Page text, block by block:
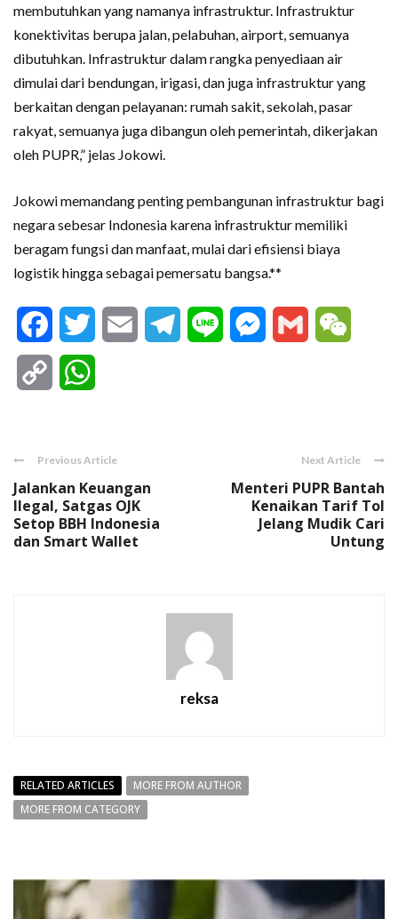
membutuhkan yang namanya infrastruktur. Infrastruktur
konektivitas berupa jalan, pelabuhan, airport, semuanya
dibutuhkan. Infrastruktur dalam rangka penyediaan air
dimulai dari bendungan, irigasi, dan juga infrastruktur yang
berkaitan dengan pelayanan: rumah sakit, sekolah, pasar
rakyat, semuanya juga dibangun oleh pemerintah, dikerjakan
oleh PUPR,” jelas Jokowi.
Jokowi memandang penting pembangunan infrastruktur bagi
negara sebesar Indonesia karena infrastruktur memiliki
beragam fungsi dan manfaat, mulai dari efisiensi biaya
logistik hingga sebagai pemersatu bangsa.**
FacebookTwitter Email Telegram
Line Messenger
Gmail
Copy
Previous Article
Jalankan Keuangan
Ilegal, Satgas OJK
Setop BBH Indonesia
dan Smart Wallet
Next Article
Menteri PUPR Bantah
Kenaikan Tarif Tol
Jelang Mudik Cari
Untung
reksa
RELATED ARTICLES
MORE FROM AUTHOR
MORE FROM CATEGORY